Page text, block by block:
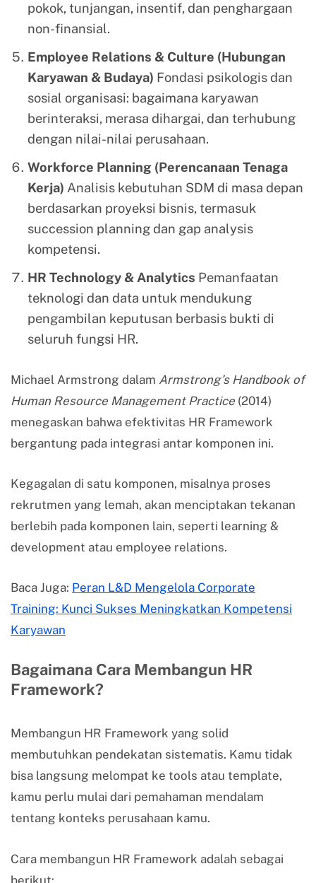
pokok, tunjangan, insentif, dan penghargaan
non-finansial.
Employee Relations & Culture (Hubungan
Karyawan & Budaya) Fondasi psikologis dan
sosial organisasi: bagaimana karyawan
berinteraksi, merasa dihargai, dan terhubung
dengan nilai-nilai perusahaan.
Workforce Planning (Perencanaan Tenaga
Kerja) Analisis kebutuhan SDM di masa depan
berdasarkan proyeksi bisnis, termasuk
succession planning dan gap analysis
kompetensi.
HR Technology & Analytics Pemanfaatan
teknologi dan data untuk mendukung
pengambilan keputusan berbasis bukti di
seluruh fungsi HR.
Michael Armstrong dalam Armstrong’s Handbook of
Human Resource Management Practice (2014)
menegaskan bahwa efektivitas HR Framework
bergantung pada integrasi antar komponen ini.
Kegagalan di satu komponen, misalnya proses
rekrutmen yang lemah, akan menciptakan tekanan
berlebih pada komponen lain, seperti learning &
development atau employee relations.
Baca Juga: Peran L&D Mengelola Corporate
Training: Kunci Sukses Meningkatkan Kompetensi
Karyawan
Bagaimana Cara Membangun HR
Framework?
Membangun HR Framework yang solid
membutuhkan pendekatan sistematis. Kamu tidak
bisa langsung melompat ke tools atau template,
kamu perlu mulai dari pemahaman mendalam
tentang konteks perusahaan kamu.
Cara membangun HR Framework adalah sebagai
berikut: